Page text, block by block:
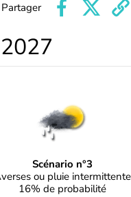
Partager
Scénario n°3
ou pluie intermittente
16% de probabilité